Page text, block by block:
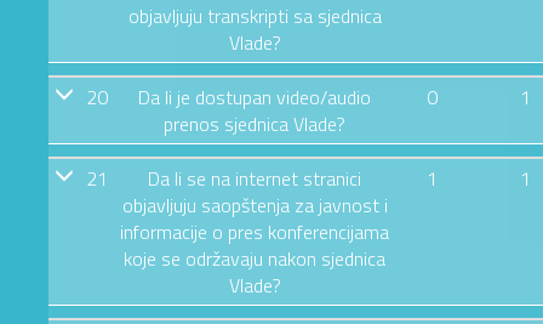
objavljuju transkripti sa sjednica
Vlade?
20
Da li je dostupan video/audio
prenos sjednica Vlade?
0 1
21
Da li se na internet stranici
objavljuju saopštenja za javnost i
informacije o pres konferencijama
koje se održavaju nakon sjednica
Vlade?
1 1